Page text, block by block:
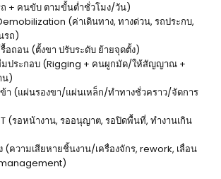
ถ + คนขับ ตามขั้นต่ำชั่วโมง/วัน)
(ค่าเดินทาง, ทางด่วน, รถประกบ,
รถ)
รื้อถอน (ตั้งขา ปรับระดับ ย้ายจุดตั้ง)
ประกอบ (Rigging + คนผูกมัด/ให้สัญญาณ +
น)
า (แผ่นรองขา/แผ่นเหล็ก/ทำทางชั่วคราว/จัดการ
(รอหน้างาน, รออนุญาต, รอปิดพื้นที่, ทำงานเกิน
(ความเสียหายชิ้นงาน/เครื่องจักร, rework, เลื่อน